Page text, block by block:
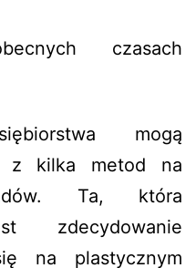
czasach
mogą
z kilka metod na
Ta, która
zdecydowanie
na plastycznym